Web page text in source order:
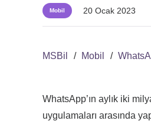
Mobil 20 Ocak 2023
MSBil / Mobil /
WhatsApp’ın aylık iki
uygulamaları arasında